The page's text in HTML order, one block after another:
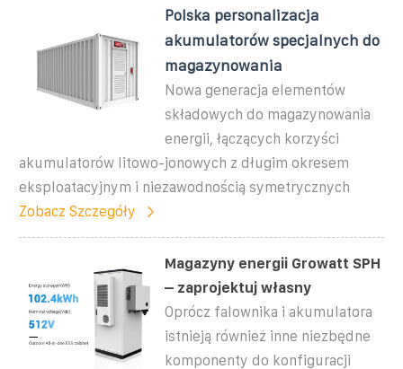
Polska personalizacja
akumulatorów specjalnych do
magazynowania
Nowa generacja elementów
składowych do magazynowania
energii, łączących korzyści
akumulatorów litowo-jonowych z długim okresem
eksploatacyjnym i niezawodnością symetrycznych
Zobacz Szczegóły
Magazyny energii Growatt SPH
– zaprojektuj własny
Oprócz falownika i akumulatora
istnieją również inne niezbędne
komponenty do konfiguracji